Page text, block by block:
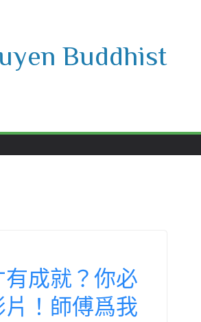
Buddhist
有成就？你必
！師傅爲我